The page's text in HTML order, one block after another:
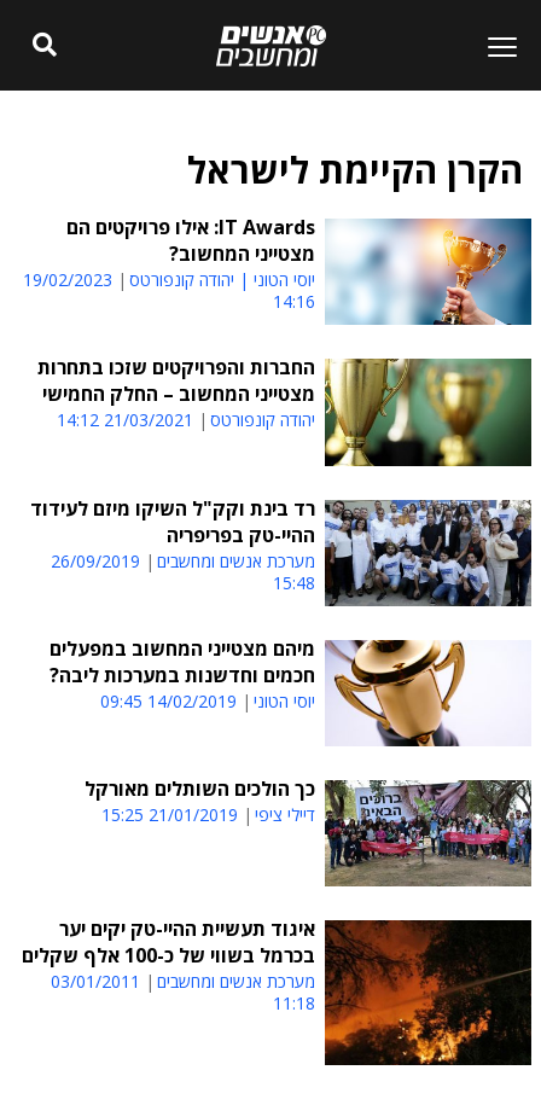
הקרן הקיימת לישראל
IT Awards: אילו פרויקטים הם
מצטייני המחשוב?
יוסי הטוני | יהודה קונפורטס
19/02/2023
14:16
החברות והפרויקטים שזכו בתחרות
מצטייני המחשוב – החלק החמישי
יהודה קונפורטס 21/03/2021 14:12
רד בינת וקק"ל השיקו מיזם לעידוד
ההיי-טק בפריפריה
מערכת אנשים ומחשבים
26/09/2019
15:48
מיהם מצטייני המחשוב במפעלים
חכמים וחדשנות במערכות ליבה?
יוסי הטוני 14/02/2019 09:45
כך הולכים השותלים מאורקל
דיילי ציפי 21/01/2019 15:25
איגוד תעשיית ההיי-טק יקים יער
בכרמל בשווי של כ-100 אלף שקלים
מערכת אנשים ומחשבים
03/01/2011
11:18